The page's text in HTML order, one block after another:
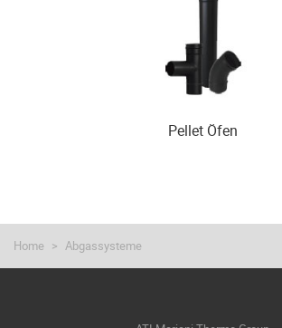
Pellet Öfen
Home Abgassysteme